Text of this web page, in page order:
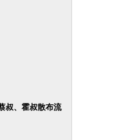
叔、霍叔散布流